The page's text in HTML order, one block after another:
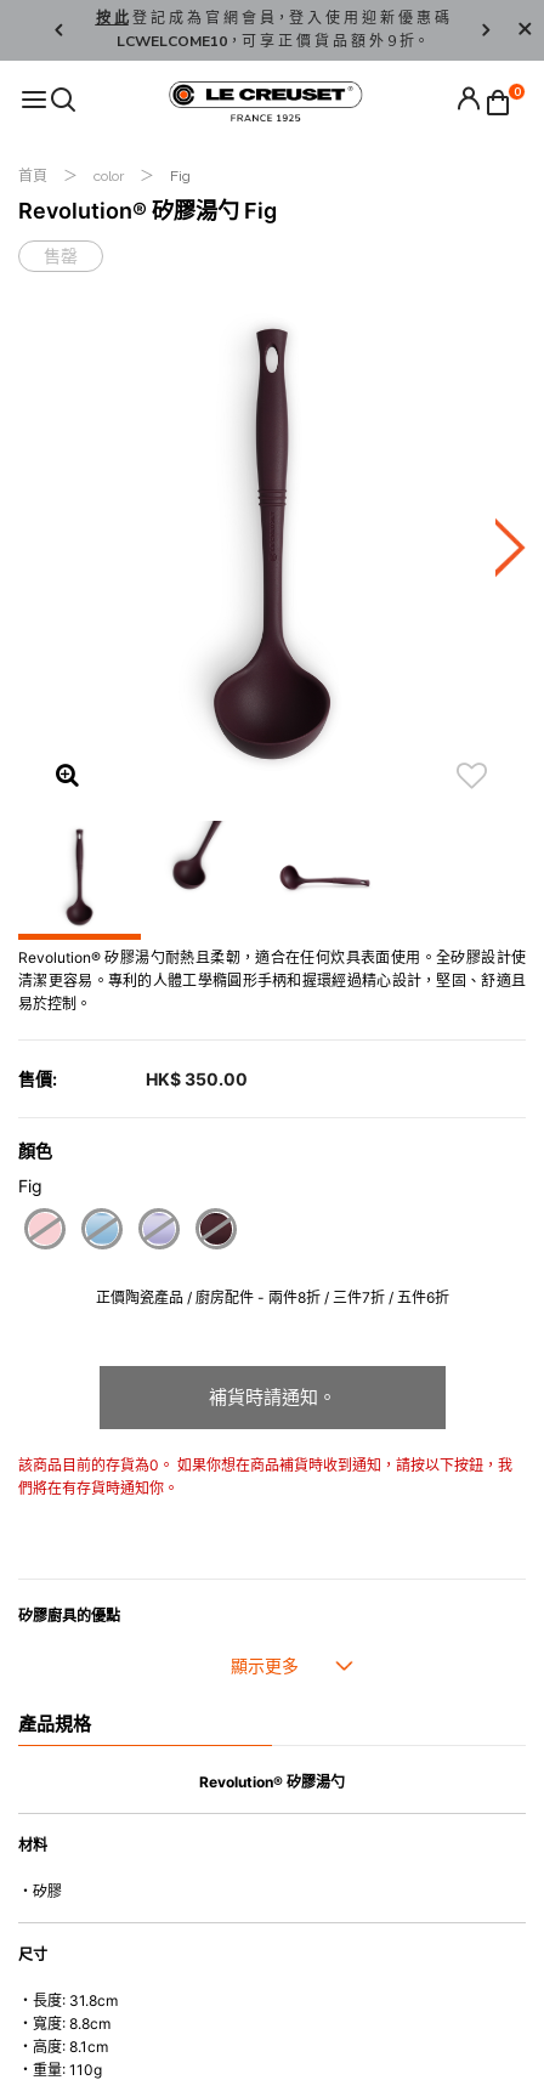
按 此登 記 成 為 官 網 會 員，登 入 使 用 迎 新 優 惠 碼
LCWELCOME10，可 享 正 價 貨 品 額 外 9 折。
香 港 / 澳
0
首頁 color Fig
Revolution® 矽膠湯勺 Fig
售罄
Revolution® 矽膠湯勺耐熱且柔韌，適合在任何炊具表面使用。全矽膠設計使
清潔更容易。專利的人體工學橢圓形手柄和握環經過精心設計，堅固、舒適且
易於控制。
售價: HK$ 350.00
顏色
Fig
正價陶瓷產品 / 廚房配件 - 兩件8折 / 三件7折 / 五件6折
補貨時請通知。
該商品目前的存貨為0。 如果你想在商品補貨時收到通知，請按以下按鈕，我
們將在有存貨時通知你。
矽膠廚具的優點
• 耐熱高達250℃，耐冷低至-40℃。
• 不會容易吸取食物氣味。
產品規格
Revolution® 矽膠湯勺
材料
・矽膠
尺寸
・長度: 31.8cm
・寬度: 8.8cm
・高度: 8.1cm
・重量: 110g